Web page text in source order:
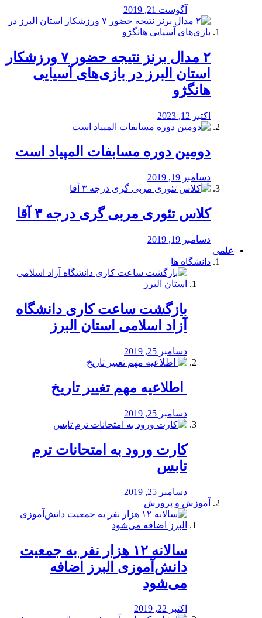
آگوست 21, 2019
۲ مدال برنز نتیجه حضور ۷ ورزشکار
استان البرز در بازی‌های آسیایی
هانگژو
اکتبر 12, 2023
دومین دوره مسابفات المپیاد است
دسامبر 19, 2019
کلاس تئوری مربی گری درجه ۳ آقا
دسامبر 19, 2019
علمی
دانشگاه ها
بازگشت ساعت کاری دانشگاه
آزاد اسلامی استان البرز
دسامبر 25, 2019
️ اطلاعیه مهم تغییر تاریخ
دسامبر 25, 2019
کارت ورود به امتحانات ترم
تابس
دسامبر 25, 2019
آموزش و پرورش
️سالانه ۱۲ هزار نفر به جمعیت
دانش‌آموزی البرز اضافه
می‌شود
اکتبر 22, 2019